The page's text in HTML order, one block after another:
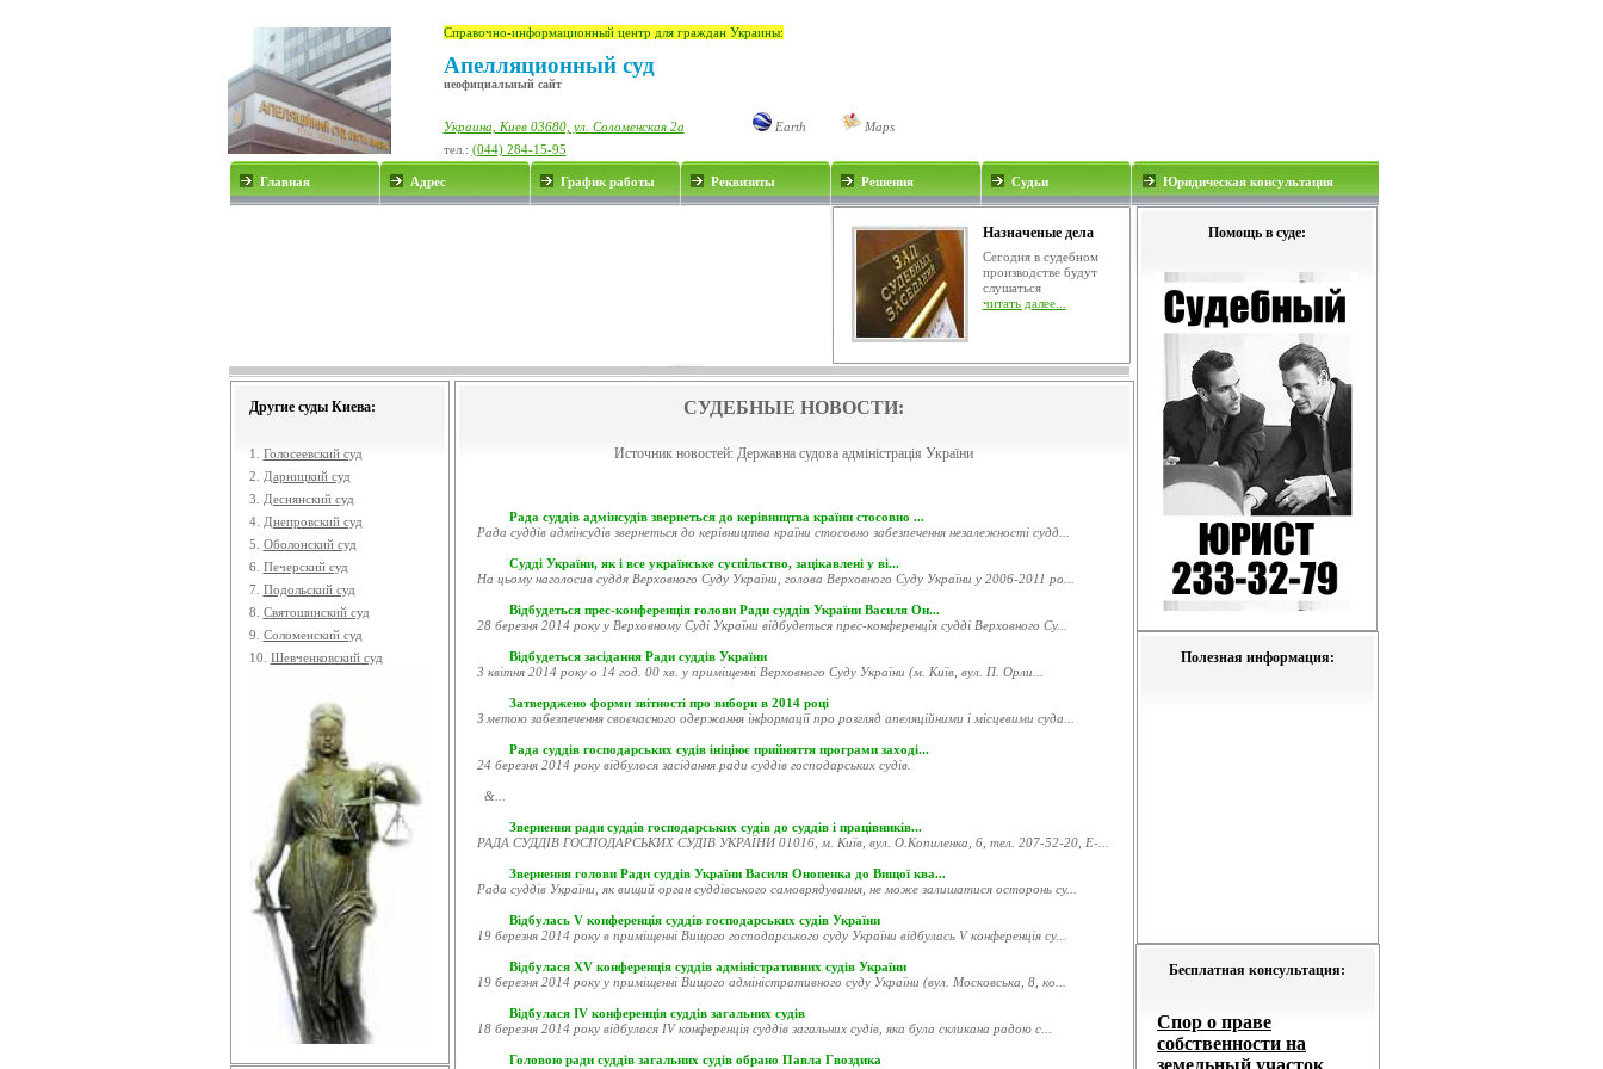
Справочно-информационный центр для граждан Украины:
Апелляционный суд
неофициальный сайт
Украина, Киев 03680, ул. Соломенская 2а Earth
Maps
тел.: (044) 284-15-95
Главная Адрес График работы Реквизиты Решения Судьи Юридическая консультация
Назначеные дела
Сегодня в судебном
производстве будут
слушаться
читать далее...
Помощь в суде:
Полезная информация:
Бесплатная консультация:
Другие суды Киева:
1. Голосеевский суд
2.
Дарницкий суд
3.
Деснянский суд
4. Днепровский суд
5. Оболонский суд
6. Печерский суд
7. Подольский суд
8. Святошинский суд
9. Соломенский суд
10. Шевченковский суд
СУДЕБНЫЕ НОВОСТИ:
Источник новостей: Державна судова адміністрація України
Рада суддів адмінсудів звернеться до керівництва країни стосовно ...
Рада суддів адмінсудів звернеться до керівництва країни стосовно забезпечення незалежності судд...
Судді України, як і все українське суспільство, зацікавлені у ві...
На цьому наголосив суддя Верховного Суду України, голова Верховного Суду України у 2006-2011 ро...
Відбудеться прес-конференція голови Ради суддів України Василя Он...
28 березня 2014 року у Верховному Суді України відбудеться прес-конференція судді Верховного Су...
Відбудеться засідання Ради суддів України
3 квітня 2014 року о 14 год. 00 хв. у приміщенні Верховного Суду України (м. Київ, вул. П. Орли...
Затверджено форми звітності про вибори в 2014 році
З метою забезпечення своєчасного одержання інформації про розгляд апеляційними і місцевими суда...
Рада суддів господарських судів ініціює прийняття програми заході...
24 березня 2014 року відбулося засідання ради суддів господарських судів.
&...
Звернення ради суддів господарських судів до суддів і працівників...
РАДА СУДДІВ ГОСПОДАРСЬКИХ СУДІВ УКРАЇНИ 01016, м. Київ, вул. О.Копиленка, 6, тел. 207-52-20, E-...
Звернення голови Ради суддів України Василя Онопенка до Вищої ква...
Рада суддів України, як вищий орган суддівського самоврядування, не може залишатися осторонь су...
Відбулась V конференція суддів господарських судів України
19 березня 2014 року в приміщенні Вищого господарського суду України відбулась V конференція су...
Відбулася XV конференція суддів адміністративних судів України
19 березня 2014 року у приміщенні Вищого адміністративного суду України (вул. Московська, 8, ко...
Відбулася ІV конференція суддів загальних судів
18 березня 2014 року відбулася ІV конференція суддів загальних судів, яка була скликана радою с...
Головою ради суддів загальних судів обрано Павла Гвоздика